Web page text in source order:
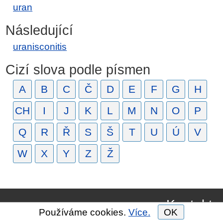
uran
Následující
uranisconitis
Cizí slova podle písmen
A B C Č D E F G
H
CH
I J K L M N O
P
Q
R Ř S Š T U Ú
V
W
X Y Z Ž
Kontakt
Používáme cookies. Více. OK